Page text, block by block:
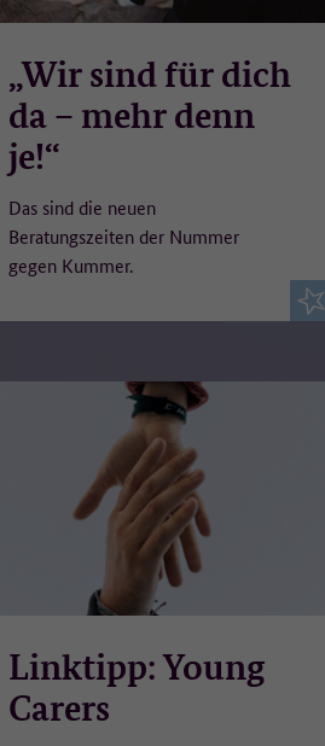
„Wir sind für dich
da – mehr denn
je!“
Das sind die neuen
Beratungszeiten der Nummer
gegen Kummer.
Linktipp: Young
Carers